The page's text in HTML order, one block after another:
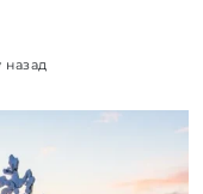
назад